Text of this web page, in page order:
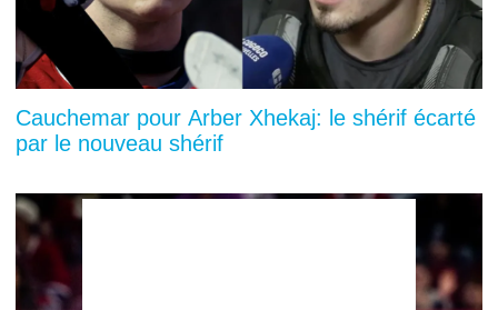
Cauchemar pour Arber Xhekaj: le shérif écarté
par le nouveau shérif